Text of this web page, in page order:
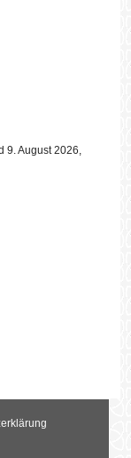
9. August 2026,